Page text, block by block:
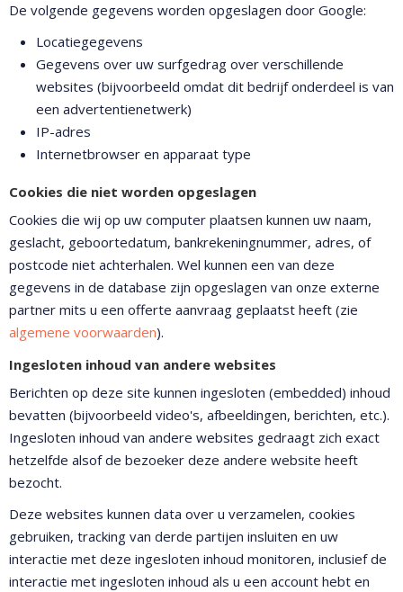
De volgende gegevens worden opgeslagen door Google:
Locatiegegevens
Gegevens over uw surfgedrag over verschillende
websites (bijvoorbeeld omdat dit bedrijf onderdeel is van
een advertentienetwerk)
IP-adres
Internetbrowser en apparaat type
Cookies die niet worden opgeslagen
Cookies die wij op uw computer plaatsen kunnen uw naam,
geslacht, geboortedatum, bankrekeningnummer, adres, of
postcode niet achterhalen. Wel kunnen een van deze
gegevens in de database zijn opgeslagen van onze externe
partner mits u een offerte aanvraag geplaatst heeft (zie
algemene voorwaarden).
Ingesloten inhoud van andere websites
Berichten op deze site kunnen ingesloten (embedded) inhoud
bevatten (bijvoorbeeld video's, afbeeldingen, berichten, etc.).
Ingesloten inhoud van andere websites gedraagt zich exact
hetzelfde alsof de bezoeker deze andere website heeft
bezocht.
Deze websites kunnen data over u verzamelen, cookies
gebruiken, tracking van derde partijen insluiten en uw
interactie met deze ingesloten inhoud monitoren, inclusief de
interactie met ingesloten inhoud als u een account hebt en